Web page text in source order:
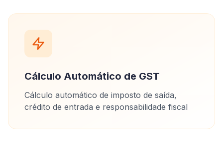
Cálculo Automático de GST
Cálculo automático de imposto de saída,
crédito de entrada e responsabilidade fiscal